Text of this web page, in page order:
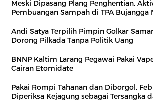
Meski Dipasang Plang Penghentian,
Pembuangan Sampah di TPA Bujangga
Andi Satya Terpilih Pimpin Golkar
Dorong Pilkada Tanpa Politik Uang
BNNP Kaltim Larang Pegawai Pakai
Cairan Etomidate
Pakai Rompi Tahanan dan Diborgol,
Diperiksa Kejagung sebagai Tersangka